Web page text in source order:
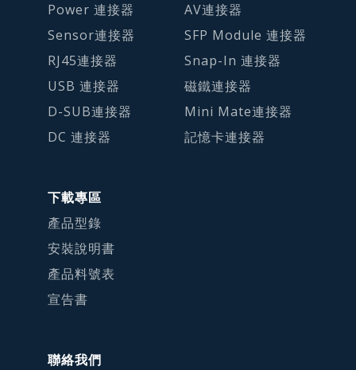
Power 連接器
Sensor連接器
RJ45連接器
USB 連接器
D-SUB連接器
DC 連接器
AV連接器
SFP Module 連接器
Snap-In 連接器
磁鐵連接器
Mini Mate連接器
記憶卡連接器
下載專區
產品型錄
安裝說明書
產品料號表
宣告書
聯絡我們